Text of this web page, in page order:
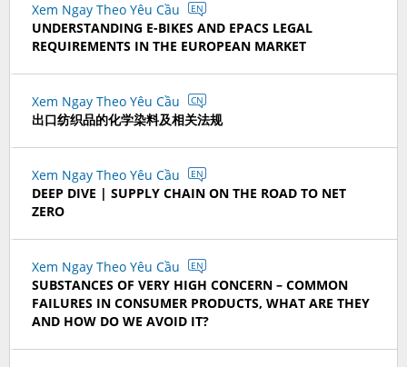
Xem Ngay Theo Yêu Cầu EN
UNDERSTANDING E-BIKES AND EPACS LEGAL
REQUIREMENTS IN THE EUROPEAN MARKET
Xem Ngay Theo Yêu Cầu CN
出口纺织品的化学染料及相关法规
Xem Ngay Theo Yêu Cầu EN
DEEP DIVE | SUPPLY CHAIN ON THE ROAD TO NET
ZERO
Xem Ngay Theo Yêu Cầu EN
SUBSTANCES OF VERY HIGH CONCERN – COMMON
FAILURES IN CONSUMER PRODUCTS, WHAT ARE THEY
AND HOW DO WE AVOID IT?